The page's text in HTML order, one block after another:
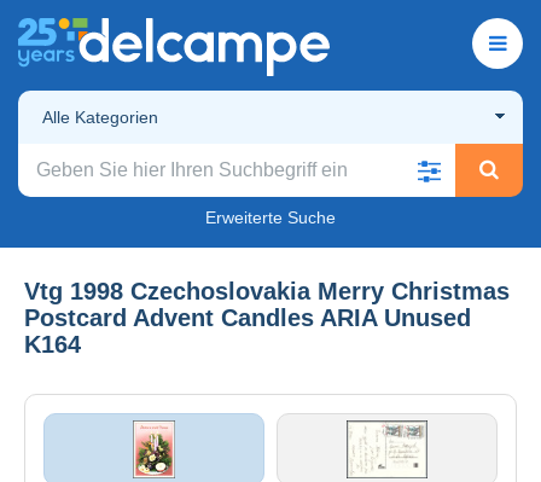
Alle Kategorien
Erweiterte Suche
Vtg 1998 Czechoslovakia Merry Christmas
Postcard Advent Candles ARIA Unused
K164